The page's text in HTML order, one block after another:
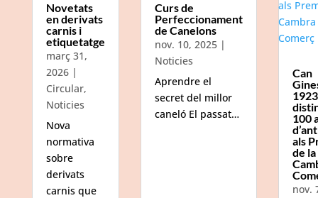
Novetats
en derivats
carnis i
etiquetatge
març 31,
2026|
Circular,
Noticies
Nova
normativa
sobre
derivats
carnis que
Curs de
Perfeccionament
de Canelons
nov. 10, 2025|
Noticies
Aprendre el
secret del millor
caneló El passat…
Can
100
als
de la
nov.